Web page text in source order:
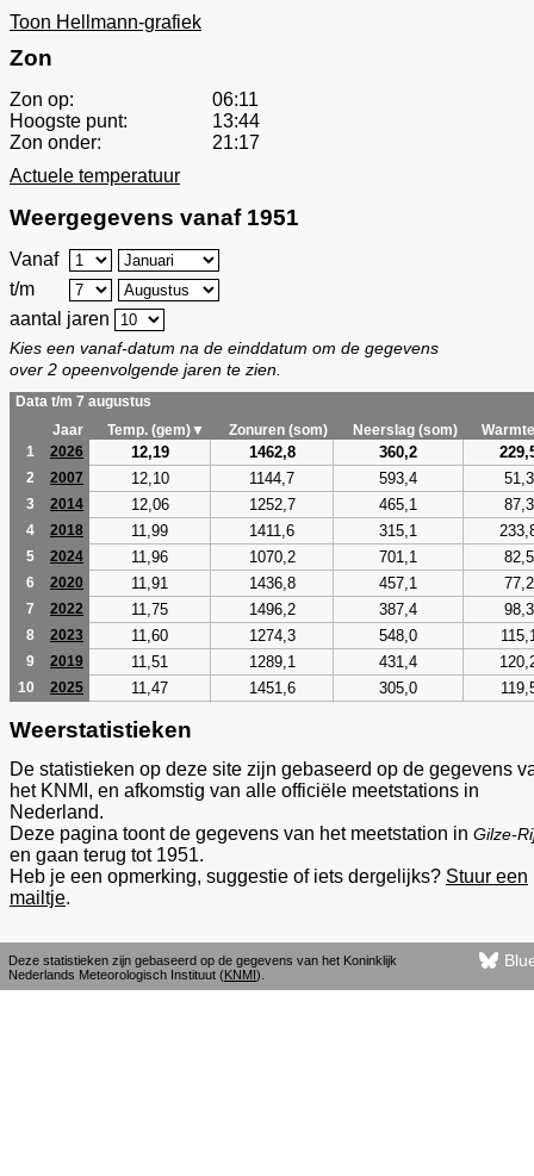
Toon Hellmann-grafiek
Zon
Zon op:
06:11
Hoogste punt:
13:44
Zon onder:
21:17
Actuele temperatuur
Weergegevens vanaf 1951
Vanaf
t/m
aantal jaren
Kies een vanaf-datum na de einddatum om de gegevens
over 2 opeenvolgende jaren te zien.
Data t/m 7 augustus
Jaar
Temp. (gem)▼ Zonuren (som) Neerslag (som)
1
2026 12,19 1462,8 360,2
2 2007 12,10 1144,7 593,4 51,3
3 2014 12,06 1252,7 465,1 87,3
4 2018 11,99 1411,6 315,1
5 2024 11,96 1070,2 701,1 82,5
6 2020 11,91 1436,8 457,1 77,2
7 2022 11,75 1496,2 387,4 98,3
8 2023 11,60 1274,3 548,0
9 2019 11,51 1289,1 431,4
10 2025 11,47 1451,6 305,0
Weerstatistieken
De statistieken op deze site zijn gebaseerd op de gegevens
het KNMI, en afkomstig van alle officiële meetstations in
Nederland.
Deze pagina toont de gegevens van het meetstation in Gilze-
en gaan terug tot 1951.
Heb je een opmerking, suggestie of iets dergelijks? Stuur een
mailtje.
Deze statistieken zijn gebaseerd op de gegevens van het Koninklijk
Nederlands Meteorologisch Instituut (KNMI).